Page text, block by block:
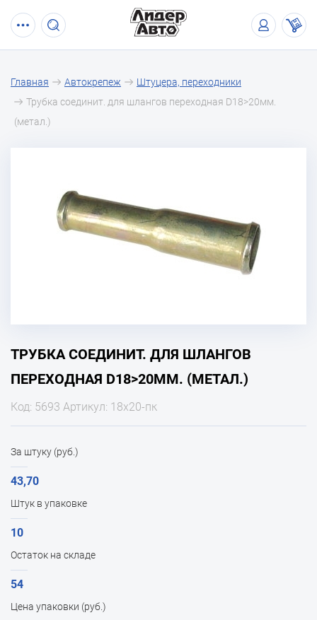
Главная Автокрепеж
Штуцера, переходники
Трубка соединит. для шлангов переходная D18>20мм.
(метал.)
ТРУБКА СОЕДИНИТ. ДЛЯ ШЛАНГОВ
ПЕРЕХОДНАЯ D18>20ММ. (МЕТАЛ.)
Код: 5693 Артикул: 18х20-пк
За штуку (руб.)
43,70
Штук в упаковке
10
Остаток на складе
54
Цена упаковки (руб.)